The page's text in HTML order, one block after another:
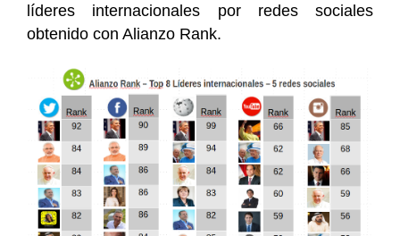
líderes internacionales por redes sociales
obtenido con Alianzo Rank.